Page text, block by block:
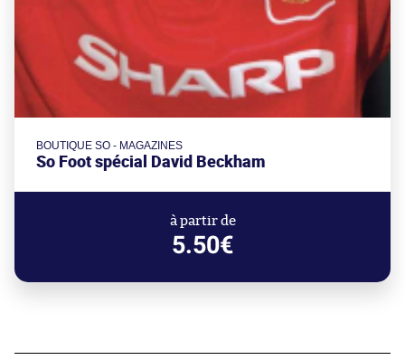
BOUTIQUE SO - MAGAZINES
So Foot spécial David Beckham
à partir de
5.50€